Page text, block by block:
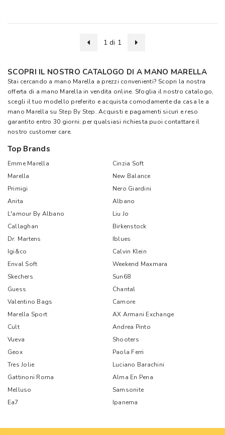
1 di 1
SCOPRI IL NOSTRO CATALOGO DI A MANO MARELLA
Stai cercando a mano Marella a prezzi convenienti? Scopri la nostra
offerta di a mano Marella in vendita online. Sfoglia il nostro catalogo,
scegli il tuo modello preferito e acquista comodamente da casa le a
mano Marella su Step By Step. Acquisti e pagamenti sicuri e reso
garantito entro 30 giorni: per qualsiasi richiesta puoi contattare il
nostro customer care.
Top Brands
Emme Marella
Cinzia Soft
Marella
New Balance
Primigi
Nero Giardini
Anita
Albano
L'amour By Albano
Liu Jo
Callaghan
Birkenstock
Dr. Martens
Iblues
Igi&co
Calvin Klein
Enval Soft
Weekend Maxmara
Skechers
Sun68
Guess
Chantal
Valentino Bags
Camore
Marella Sport
AX Armani Exchange
Cult
Andrea Pinto
Vueva
Shooters
Geox
Paola Ferri
Tres Jolie
Luciano Barachini
Gattinoni Roma
Alma En Pena
Melluso
Samsonite
Ea7
Ipanema